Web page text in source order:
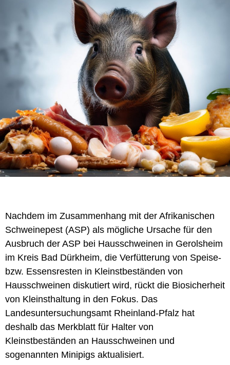
Nachdem im Zusammenhang mit der Afrikanischen
Schweinepest (ASP) als mögliche Ursache für den
Ausbruch der ASP bei Hausschweinen in Gerolsheim
im Kreis Bad Dürkheim, die Verfütterung von Speise-
bzw. Essensresten in Kleinstbeständen von
Hausschweinen diskutiert wird, rückt die Biosicherheit
von Kleinsthaltung in den Fokus. Das
Landesuntersuchungsamt Rheinland-Pfalz hat
deshalb das Merkblatt für Halter von
Kleinstbeständen an Hausschweinen und
sogenannten Minipigs aktualisiert.